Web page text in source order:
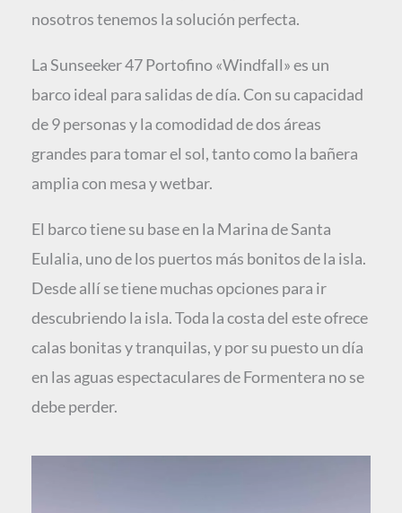
nosotros tenemos la solución perfecta.
La Sunseeker 47 Portofino «Windfall» es un
barco ideal para salidas de día. Con su capacidad
de 9 personas y la comodidad de dos áreas
grandes para tomar el sol, tanto como la bañera
amplia con mesa y wetbar.
El barco tiene su base en la Marina de Santa
Eulalia, uno de los puertos más bonitos de la isla.
Desde allí se tiene muchas opciones para ir
descubriendo la isla. Toda la costa del este ofrece
calas bonitas y tranquilas, y por su puesto un día
en las aguas espectaculares de Formentera no se
debe perder.